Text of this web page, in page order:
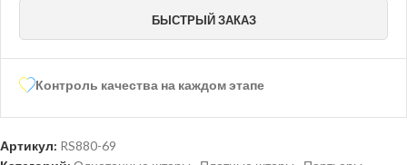
БЫСТРЫЙ ЗАКАЗ
Контроль качества на каждом этапе
Артикул: RS880-69